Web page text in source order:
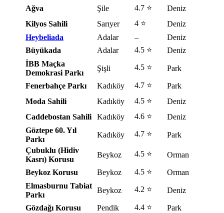
Ağva
Şile 4.7 ⭐
Deniz
Kilyos Sahili
Sarıyer 4 ⭐
Deniz
Heybeliada
Adalar –
Deniz
Büyükada
Adalar 4.5 ⭐
Deniz
İBB Maçka
Demokrasi Parkı
Şişli 4.5 ⭐ Park
Fenerbahçe Parkı Kadıköy 4.7 ⭐
Park
Moda Sahili
Kadıköy 4.5 ⭐
Deniz
Caddebostan Sahili
Kadıköy 4.6 ⭐
Deniz
Göztepe 60. Yıl
Parkı
Kadıköy 4.7 ⭐
Park
Çubuklu (Hidiv
Kasrı) Korusu
Beykoz 4.5 ⭐ Orman
Beykoz Korusu Beykoz 4.5 ⭐
Orman
Elmasburnu Tabiat
Parkı
Beykoz 4.2 ⭐ Deniz
Gözdağı Korusu Pendik 4.4 ⭐ Park